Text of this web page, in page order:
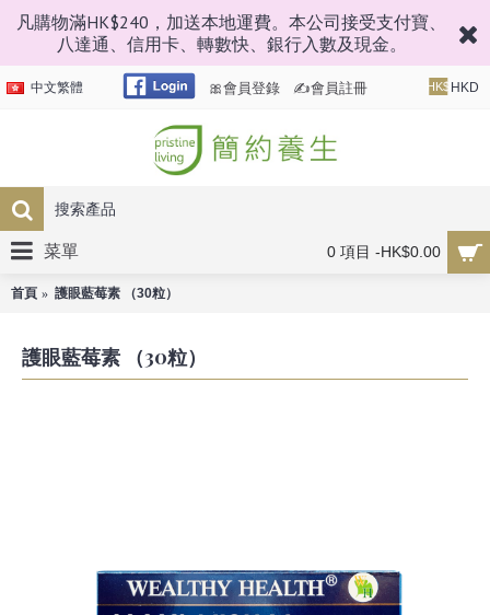
凡購物滿HK$240，加送本地運費。本公司接受支付寶、
八達通、信用卡、轉數快、銀行入數及現金。
中文繁體 HK$ HKD
🎀會員登錄 ✍會員註冊
0 項目 -HK$0.00
菜單
首頁 護眼藍莓素 （30粒）
護眼藍莓素 （30粒）